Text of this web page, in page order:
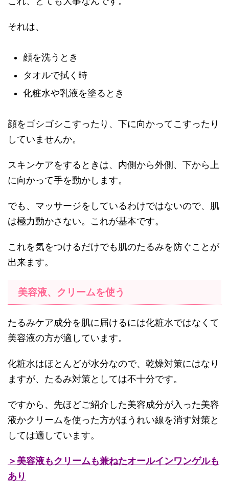
それは、
顔を洗うとき
タオルで拭く時
化粧水や乳液を塗るとき
顔をゴシゴシこすったり、下に向かってこすったり
していませんか。
スキンケアをするときは、内側から外側、下から上
に向かって手を動かします。
でも、マッサージをしているわけではないので、肌
は極力動かさない。これが基本です。
これを気をつけるだけでも肌のたるみを防ぐことが
出来ます。
美容液、クリームを使う
たるみケア成分を肌に届けるには化粧水ではなくて
美容液の方が適しています。
化粧水はほとんどが水分なので、乾燥対策にはなり
ますが、たるみ対策としては不十分です。
ですから、先ほどご紹介した美容成分が入った美容
液かクリームを使った方がほうれい線を消す対策と
しては適しています。
＞美容液もクリームも兼ねたオールインワンゲルも
あり